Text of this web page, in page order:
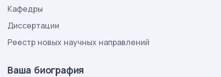
Кафедры
Диссертации
Реестр новых научных направлений
Ваша биография